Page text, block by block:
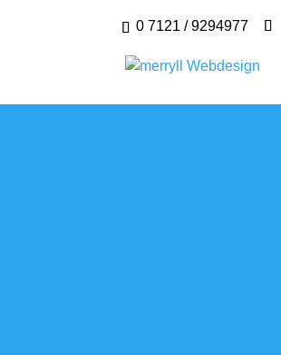
0 7121 / 9294977